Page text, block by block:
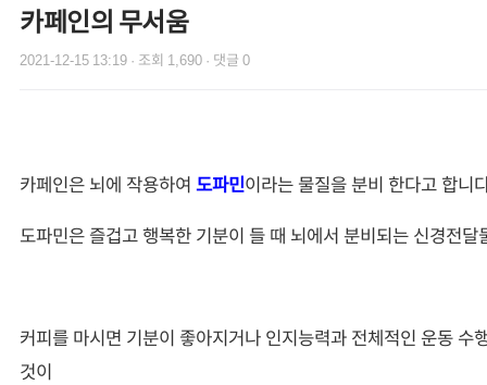
카페인의 무서움
2021-12-15 13:19 · 조회 1,690 · 댓글 0
카페인은 뇌에 작용하여 도파민이라는 물질을 분비 한다고 합니
도파민은 즐겁고 행복한 기분이 들 때 뇌에서 분비되는 신경전달
커피를 마시면 기분이 좋아지거나 인지능력과 전체적인 운동 수
것이